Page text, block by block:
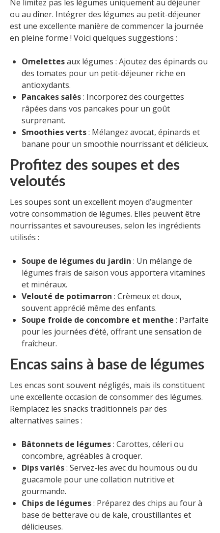
Ne limitez pas les légumes uniquement au déjeuner
ou au dîner. Intégrer des légumes au petit-déjeuner
est une excellente manière de commencer la journée
en pleine forme ! Voici quelques suggestions :
Omelettesaux légumes : Ajoutez des épinards ou
des tomates pour un petit-déjeuner riche en
antioxydants.
Pancakes salés: Incorporez des courgettes
râpées dans vos pancakes pour un goût
surprenant.
Smoothies verts: Mélangez avocat, épinards et
banane pour un smoothie nourrissant et délicieux.
Profitez des soupes et des
veloutés
Les soupes sont un excellent moyen d’augmenter
votre consommation de légumes. Elles peuvent être
nourrissantes et savoureuses, selon les ingrédients
utilisés :
Soupe de légumes du jardin : Un mélange de
légumes frais de saison vous apportera vitamines
et minéraux.
Velouté de potimarron : Crèmeux et doux,
souvent apprécié même des enfants.
Soupe froide de concombre et menthe : Parfaite
pour les journées d’été, offrant une sensation de
fraîcheur.
Encas sains à base de légumes
Les encas sont souvent négligés, mais ils constituent
une excellente occasion de consommer des légumes.
Remplacez les snacks traditionnels par des
alternatives saines :
Bâtonnets de légumes: Carottes, céleri ou
concombre, agréables à croquer.
Dips variés: Servez-les avec du houmous ou du
guacamole pour une collation nutritive et
gourmande.
Chips de légumes: Préparez des chips au four à
base de betterave ou de kale, croustillantes et
délicieuses.